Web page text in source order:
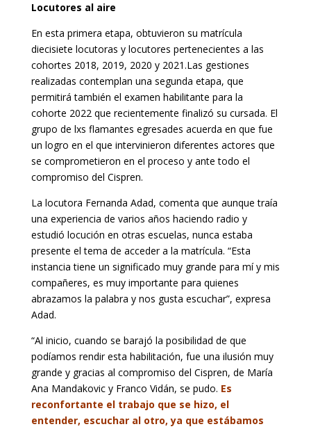
Locutores al aire
En esta primera etapa, obtuvieron su matrícula
diecisiete locutoras y locutores pertenecientes a las
cohortes 2018, 2019, 2020 y 2021.Las gestiones
realizadas contemplan una segunda etapa, que
permitirá también el examen habilitante para la
cohorte 2022 que recientemente finalizó su cursada. El
grupo de lxs flamantes egresades acuerda en que fue
un logro en el que intervinieron diferentes actores que
se comprometieron en el proceso y ante todo el
compromiso del Cispren.
La locutora Fernanda Adad, comenta que aunque traía
una experiencia de varios años haciendo radio y
estudió locución en otras escuelas, nunca estaba
presente el tema de acceder a la matrícula. “Esta
instancia tiene un significado muy grande para mí y mis
compañeres, es muy importante para quienes
abrazamos la palabra y nos gusta escuchar”, expresa
Adad.
“Al inicio, cuando se barajó la posibilidad de que
podíamos rendir esta habilitación, fue una ilusión muy
grande y gracias al compromiso del Cispren, de María
Ana Mandakovic y Franco Vidán, se pudo. Es
reconfortante el trabajo que se hizo, el
entender, escuchar al otro, ya que estábamos